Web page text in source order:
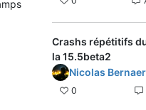
Crashs répétitifs
la 15.5beta2
Nicolas
0